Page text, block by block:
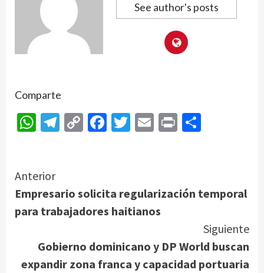
See author's posts
Comparte
WhatsApp
Telegram
CopyFacebook
Twitter
Email
Print
Continue
Reading
Anterior
Empresario solicita regularización temporal
para trabajadores haitianos
Siguiente
Gobierno dominicano y DP World buscan
expandir zona franca y capacidad portuaria